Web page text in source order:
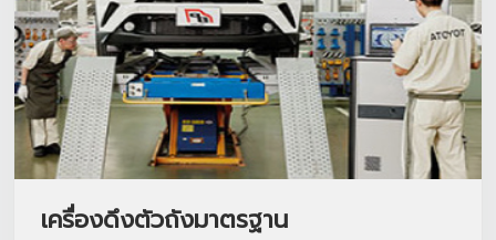
เครื่องดึงตัวถังมาตรฐาน